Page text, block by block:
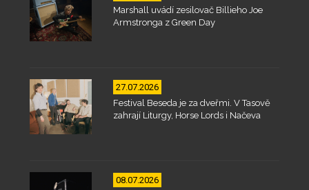
Marshall uvádí zesilovač Billieho Joe
Armstronga z Green Day
27.07.2026
Festival Beseda je za dveřmi. V Tasově
zahrají Liturgy, Horse Lords i Načeva
08.07.2026